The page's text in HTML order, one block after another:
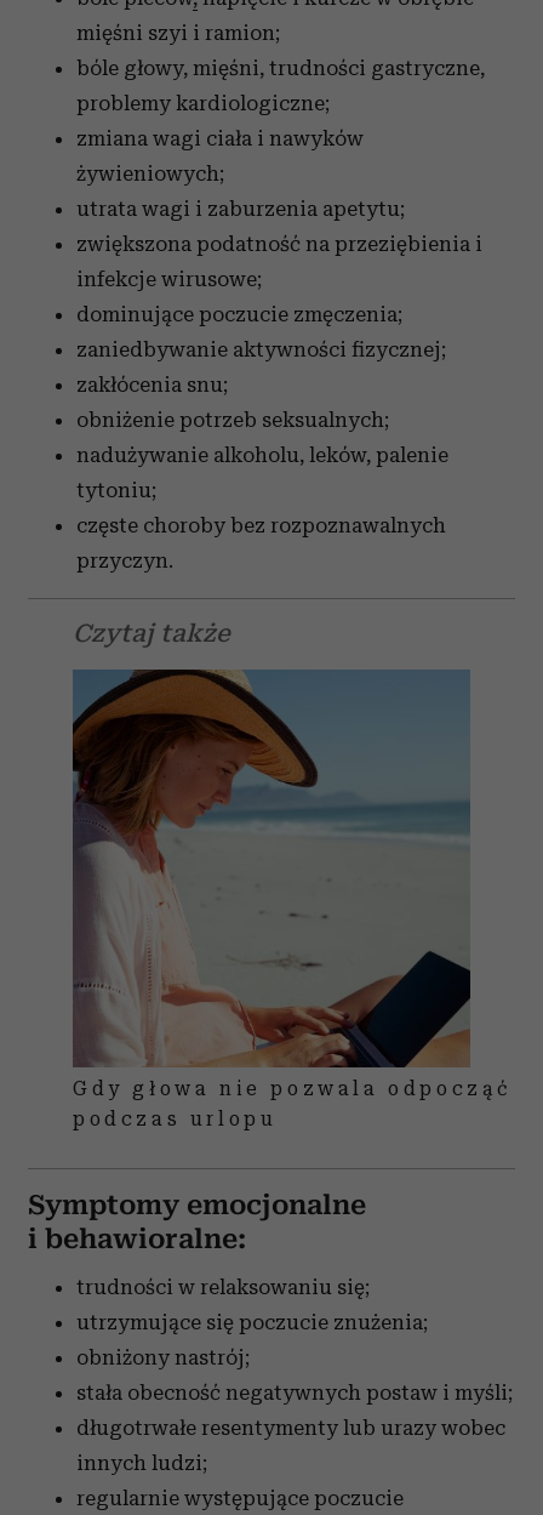
mięśni szyi i ramion;
bóle głowy, mięśni, trudności gastryczne,
problemy kardiologiczne;
zmiana wagi ciała i nawyków
żywieniowych;
utrata wagi i zaburzenia apetytu;
zwiększona podatność na przeziębienia i
infekcje wirusowe;
dominujące poczucie zmęczenia;
zaniedbywanie aktywności fizycznej;
zakłócenia snu;
obniżenie potrzeb seksualnych;
nadużywanie alkoholu, leków, palenie
tytoniu;
częste choroby bez rozpoznawalnych
przyczyn.
Czytaj także
Gdy głowa nie pozwala odpocząć
podczas urlopu
Symptomy emocjonalne
i behawioralne:
trudności w relaksowaniu się;
utrzymujące się poczucie znużenia;
obniżony nastrój;
stała obecność negatywnych postaw i myśli;
długotrwałe resentymenty lub urazy wobec
innych ludzi;
regularnie występujące poczucie